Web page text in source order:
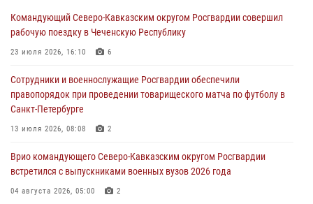
краеведения Луганской Народной Республики
09 августа 2026, 05:00
проходит в Сибири
09 августа 2026, 04:00
Росгвардейцы провели патриотическое занятие для детей на
08 августа 2026, 14:10 3
В ЛНР росгвардейцы провели тренировку по единоборствам для
Командующий Северо-Кавказским округом Росгвардии совершил
рабочую поездку в Чеченскую Республику
23 июля 2026, 16:10 6
Сотрудники и военнослужащие Росгвардии обеспечили
правопорядок при проведении товарищеского матча по футболу в
Санкт-Петербурге
13 июля 2026, 08:08 2
Врио командующего Северо-Кавказским округом Росгвардии
встретился с выпускниками военных вузов 2026 года
04 августа 2026, 05:00 2